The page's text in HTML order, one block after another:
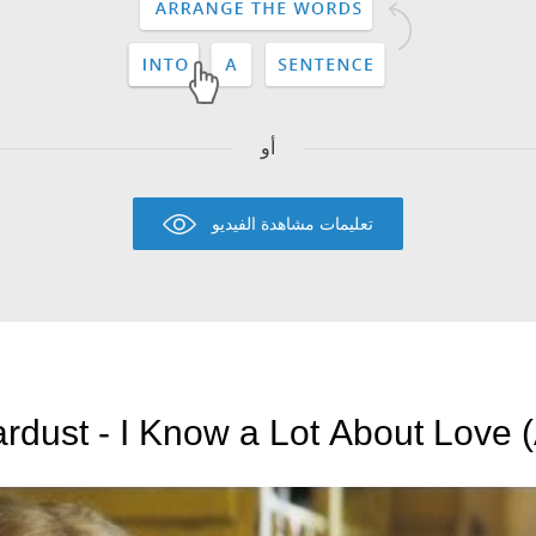
أو
تعليمات مشاهدة الفيديو
- I Know a Lot About Love